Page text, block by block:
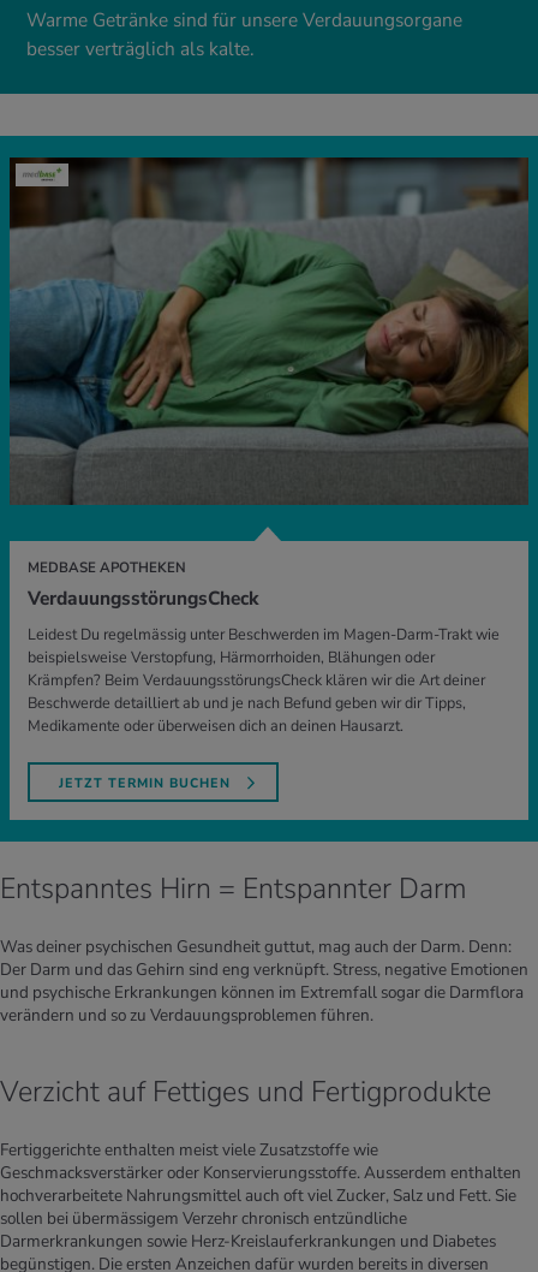
Warme Getränke sind für unsere Verdauungsorgane
besser verträglich als kalte.
MEDBASE APOTHEKEN
VerdauungsstörungsCheck
Leidest Du regelmässig unter Beschwerden im Magen-Darm-Trakt wie
beispielsweise Verstopfung, Härmorrhoiden, Blähungen oder
Krämpfen? Beim VerdauungsstörungsCheck klären wir die Art deiner
Beschwerde detailliert ab und je nach Befund geben wir dir Tipps,
Medikamente oder überweisen dich an deinen Hausarzt.
JETZT TERMIN BUCHEN
Entspanntes Hirn = Entspannter Darm
Was deiner psychischen Gesundheit guttut, mag auch der Darm. Denn:
Der Darm und das Gehirn sind eng verknüpft. Stress, negative Emotionen
und psychische Erkrankungen können im Extremfall sogar die Darmflora
verändern und so zu Verdauungsproblemen führen.
Verzicht auf Fettiges und Fertigprodukte
Fertiggerichte enthalten meist viele Zusatzstoffe wie
Geschmacksverstärker oder Konservierungsstoffe. Ausserdem enthalten
hochverarbeitete Nahrungsmittel auch oft viel Zucker, Salz und Fett. Sie
sollen bei übermässigem Verzehr chronisch entzündliche
Darmerkrankungen sowie Herz-Kreislauferkrankungen und Diabetes
begünstigen. Die ersten Anzeichen dafür wurden bereits in diversen